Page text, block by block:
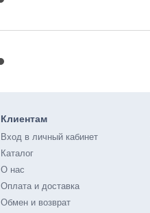
Клиентам
Вход в личный кабинет
Каталог
О нас
Оплата и доставка
Обмен и возврат